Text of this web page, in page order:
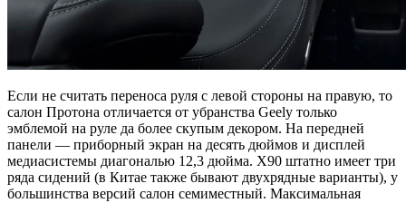
Если не считать переноса руля с левой стороны на правую, то
салон Протона отличается от убранства Geely только
эмблемой на руле да более скупым декором. На передней
панели — приборный экран на десять дюймов и дисплей
медиасистемы диагональю 12,3 дюйма. X90 штатно имеет три
ряда сидений (в Китае также бывают двухрядные варианты), у
большинства версий салон семиместный. Максимальная